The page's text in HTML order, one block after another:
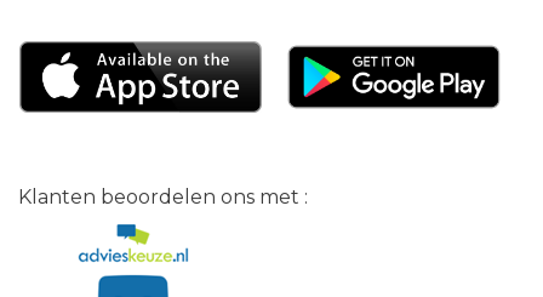
Klanten beoordelen ons met :